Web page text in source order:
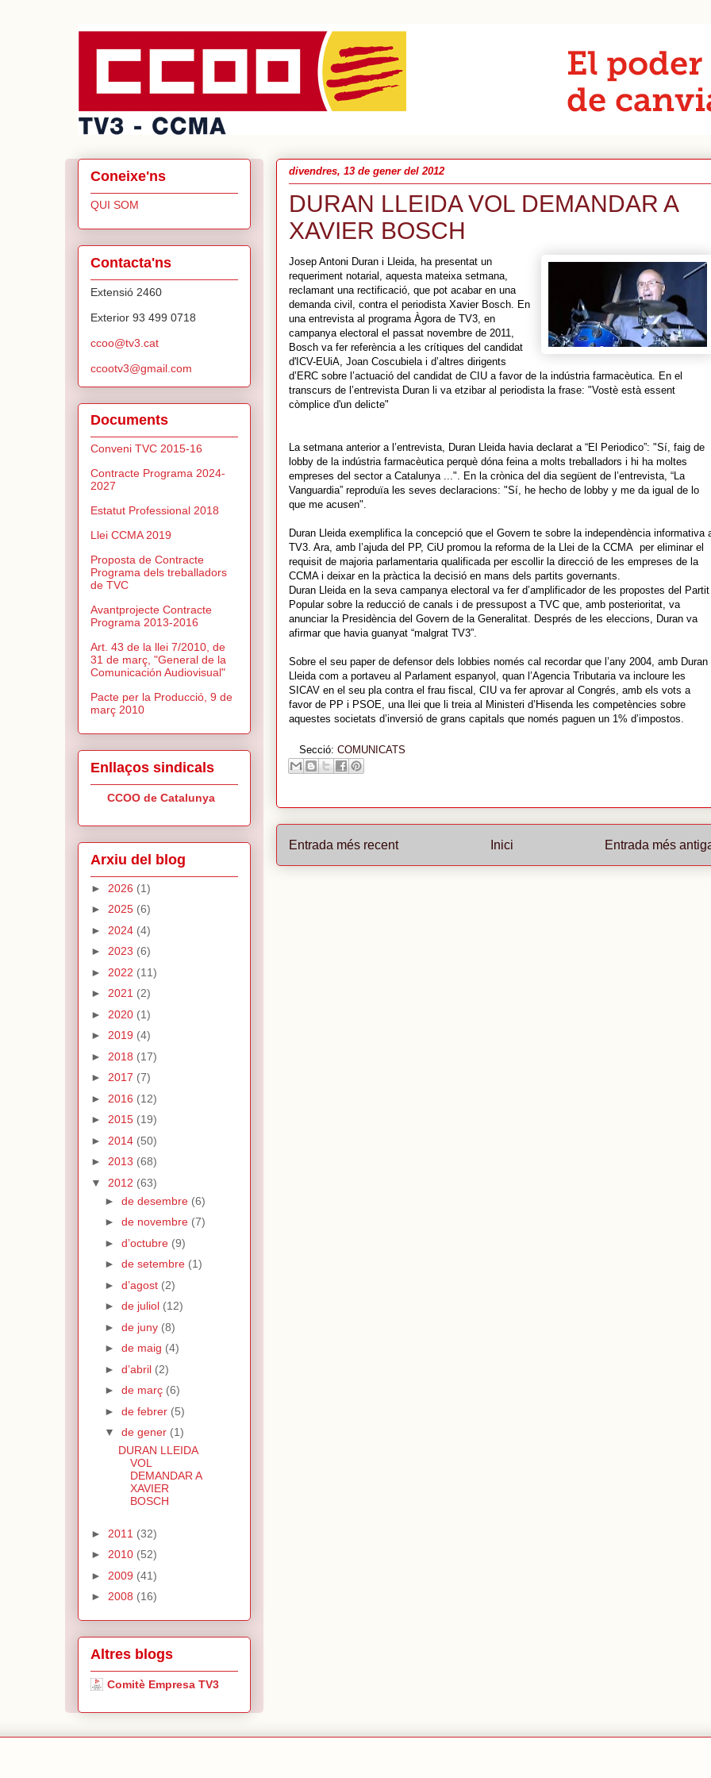
divendres, 13 de gener del 2012
DURAN LLEIDA VOL DEMANDAR A
XAVIER BOSCH
Josep Antoni Duran i Lleida, ha presentat un
requeriment notarial, aquesta mateixa setmana,
reclamant una rectificació, que pot acabar en una
demanda civil, contra el periodista Xavier Bosch. En
una entrevista al programa Àgora de TV3, en
campanya electoral el passat novembre de 2011,
Bosch va fer referència a les crítiques del candidat
d'ICV-EUiA, Joan Coscubiela i d’altres dirigents
d’ERC sobre l’actuació del candidat de CIU a favor de la indústria farmacèutica. En el
transcurs de l’entrevista Duran li va etzibar al periodista la frase: "Vostè està essent
còmplice d'un delicte"
La setmana anterior a l’entrevista, Duran Lleida havia declarat a “El Periodico”: "Sí, faig de
lobby de la indústria farmacèutica perquè dóna feina a molts treballadors i hi ha moltes
empreses del sector a Catalunya ...". En la crònica del dia següent de l’entrevista, “La
Vanguardia” reproduïa les seves declaracions: "Sí, he hecho de lobby y me da igual de lo
que me acusen".
Duran Lleida exemplifica la concepció que el Govern te sobre la independència informativa
TV3. Ara, amb l’ajuda del PP, CiU promou la reforma de la Llei de la CCMA per eliminar el
requisit de majoria parlamentaria qualificada per escollir la direcció de les empreses de la
CCMA i deixar en la pràctica la decisió en mans dels partits governants.
Duran Lleida en la seva campanya electoral va fer d’amplificador de les propostes del Partit
Popular sobre la reducció de canals i de pressupost a TVC que, amb posterioritat, va
anunciar la Presidència del Govern de la Generalitat. Després de les eleccions, Duran va
afirmar que havia guanyat “malgrat TV3”.
Sobre el seu paper de defensor dels lobbies només cal recordar que l’any 2004, amb Duran
Lleida com a portaveu al Parlament espanyol, quan l’Agencia Tributaria va incloure les
SICAV en el seu pla contra el frau fiscal, CIU va fer aprovar al Congrés, amb els vots a
favor de PP i PSOE, una llei que li treia al Ministeri d’Hisenda les competències sobre
aquestes societats d’inversió de grans capitals que només paguen un 1% d’impostos.
Secció: COMUNICATS
Entrada més recent Entrada més
Inici
Coneixe'ns
QUI SOM
Contacta'ns
Extensió 2460
Exterior 93 499 0718
ccoo@tv3.cat
ccootv3@gmail.com
Documents
Conveni TVC 2015-16
Contracte Programa 2024-
2027
Estatut Professional 2018
Llei CCMA 2019
Proposta de Contracte
Programa dels treballadors
de TVC
Avantprojecte Contracte
Programa 2013-2016
Art. 43 de la llei 7/2010, de
31 de març, "General de la
Comunicación Audiovisual"
Pacte per la Producció, 9 de
març 2010
Enllaços sindicals
CCOO de Catalunya
Arxiu del blog
► 2026 (1)
► 2025 (6)
► 2024 (4)
► 2023 (6)
► 2022 (11)
► 2021 (2)
► 2020 (1)
► 2019 (4)
► 2018 (17)
► 2017 (7)
► 2016 (12)
► 2015 (19)
► 2014 (50)
► 2013 (68)
▼ 2012 (63)
► de desembre (6)
► de novembre (7)
► d’octubre (9)
► de setembre (1)
► d’agost (2)
► de juliol (12)
► de juny (8)
► de maig (4)
► d’abril (2)
► de març (6)
► de febrer (5)
▼ de gener (1)
DURAN LLEIDA
VOL
DEMANDAR A
XAVIER
BOSCH
► 2011 (32)
► 2010 (52)
► 2009 (41)
► 2008 (16)
Altres blogs
Comitè Empresa TV3